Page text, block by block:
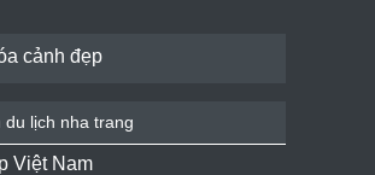
cảnh đẹp
lịch nha trang
Việt Nam